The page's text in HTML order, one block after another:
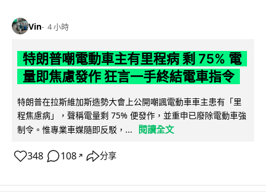
Vin 4 小時
特朗普嘲電動車主有里程病 剩 75% 電
量即焦慮發作 狂言一手終結電車指令
特朗普在拉斯維加斯造勢大會上公開嘲諷電動車車主患有「里
程焦慮病」，聲稱電量剩 75% 便發作，並重申已廢除電動車強
制令。惟專業車媒隨即反駁，...
閱讀全文
348 108 ↗ 分享